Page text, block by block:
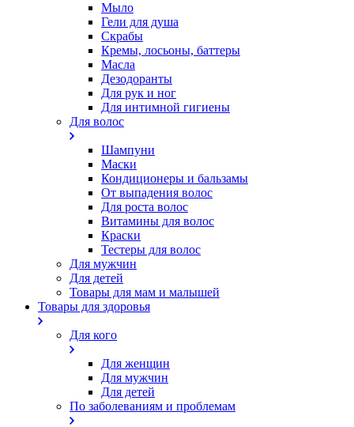
Мыло
Гели для душа
Скрабы
Кремы, лосьоны, баттеры
Масла
Дезодоранты
Для рук и ног
Для интимной гигиены
Для волос
Шампуни
Маски
Кондиционеры и бальзамы
От выпадения волос
Для роста волос
Витамины для волос
Краски
Тестеры для волос
Для мужчин
Для детей
Товары для мам и малышей
Товары для здоровья
Для кого
Для женщин
Для мужчин
Для детей
По заболеваниям и проблемам